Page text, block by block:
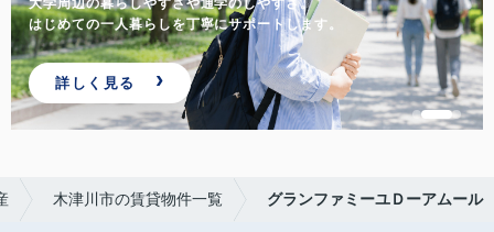
遠方からのお部屋探しや忙しい方にも。
オンライン相談・VR内見でスムーズにご案内します。
問い合わせる
木津川市の賃貸物件一覧 グランファミーユＤーアムール